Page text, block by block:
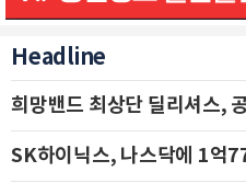
Headline